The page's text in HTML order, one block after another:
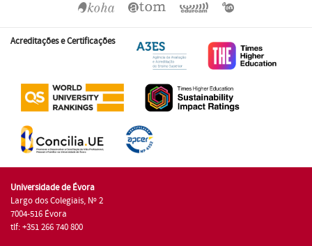
Acreditações e Certificações
Universidade de Évora
Largo dos Colegiais, Nº 2
7004-516 Évora
tlf: +351 266 740 800